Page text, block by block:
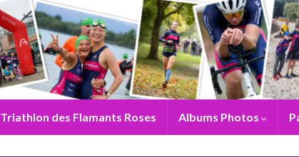
Triathlon des Flamants Roses Albums Photos